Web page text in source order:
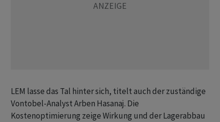
LEM lasse das Tal hinter sich, titelt auch der zuständige
Vontobel-Analyst Arben Hasanaj. Die
Kostenoptimierung zeige Wirkung und der Lagerabbau